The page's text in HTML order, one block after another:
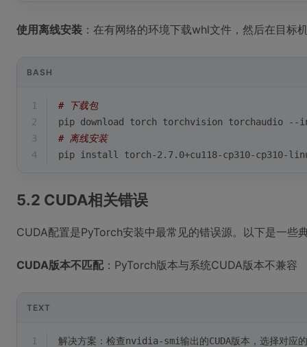
使用离线安装 ：在有网络的环境下载whl文件，然后在目标
BASH
1
# 下载包
2
pip download torch torchvision torchaudio --
3
# 离线安装
4
pip install torch-2.7.0+cu118-cp310-cp310-
5.2 CUDA相关错误
CUDA配置是PyTorch安装中最常见的错误源。以下是一些
CUDA版本不匹配：PyTorch版本与系统CUDA版本不兼容
TEXT
1 解决方案：检查nvidia-smi输出的CUDA版本，选择对应